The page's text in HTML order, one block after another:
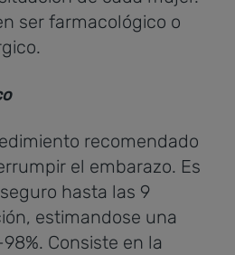
ser farmacológico o
recomendado
el embarazo. Es
hasta las 9
estimandose una
Consiste en la